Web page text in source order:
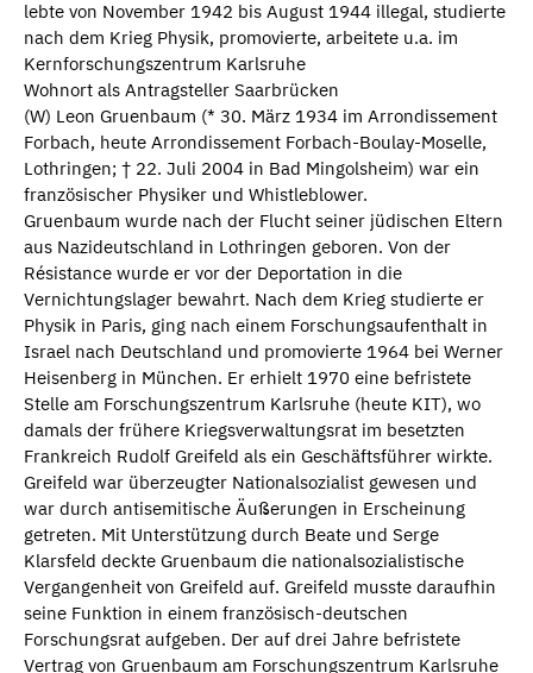
lebte von November 1942 bis August 1944 illegal, studierte
nach dem Krieg Physik, promovierte, arbeitete u.a. im
Kernforschungszentrum Karlsruhe
Wohnort als Antragsteller Saarbrücken
(W) Leon Gruenbaum (* 30. März 1934 im Arrondissement
Forbach, heute Arrondissement Forbach-Boulay-Moselle,
Lothringen; † 22. Juli 2004 in Bad Mingolsheim) war ein
französischer Physiker und Whistleblower.
Gruenbaum wurde nach der Flucht seiner jüdischen Eltern
aus Nazideutschland in Lothringen geboren. Von der
Résistance wurde er vor der Deportation in die
Vernichtungslager bewahrt. Nach dem Krieg studierte er
Physik in Paris, ging nach einem Forschungsaufenthalt in
Israel nach Deutschland und promovierte 1964 bei Werner
Heisenberg in München. Er erhielt 1970 eine befristete
Stelle am Forschungszentrum Karlsruhe (heute KIT), wo
damals der frühere Kriegsverwaltungsrat im besetzten
Frankreich Rudolf Greifeld als ein Geschäftsführer wirkte.
Greifeld war überzeugter Nationalsozialist gewesen und
war durch antisemitische Äußerungen in Erscheinung
getreten. Mit Unterstützung durch Beate und Serge
Klarsfeld deckte Gruenbaum die nationalsozialistische
Vergangenheit von Greifeld auf. Greifeld musste daraufhin
seine Funktion in einem französisch-deutschen
Forschungsrat aufgeben. Der auf drei Jahre befristete
Vertrag von Gruenbaum am Forschungszentrum Karlsruhe